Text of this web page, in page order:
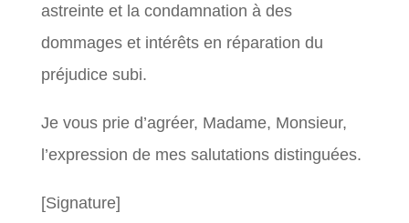
astreinte et la condamnation à des
dommages et intérêts en réparation du
préjudice subi.
Je vous prie d’agréer, Madame, Monsieur,
l’expression de mes salutations distinguées.
[Signature]